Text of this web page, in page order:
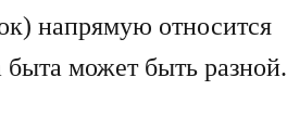
напрямую относится
быта может быть разной.